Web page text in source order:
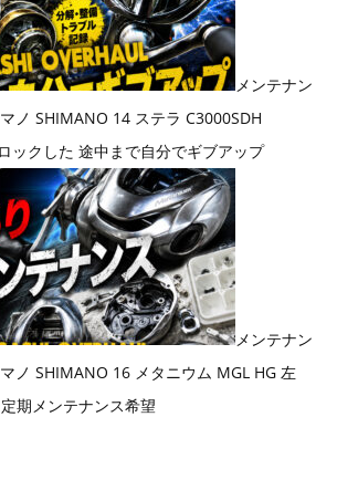
メンテナン
ノ SHIMANO 14 ステラ C3000SDH
ックした 途中まで自分でギブアップ
メンテナン
ノ SHIMANO 16 メタニウム MGL HG 左
期メンテナンス希望